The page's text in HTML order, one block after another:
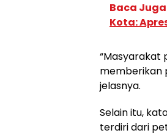
Baca Juga
Kota:
“Masyarakat
memberikan
jelasnya.
Selain itu,
terdiri dari